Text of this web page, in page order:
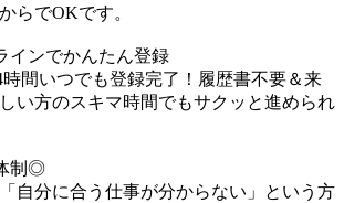
らでOKです。
インでかんたん登録
時間いつでも登録完了！履歴書不要＆来
い方のスキマ時間でもサクッと進められ
制◎
自分に合う仕事が分からない」という方